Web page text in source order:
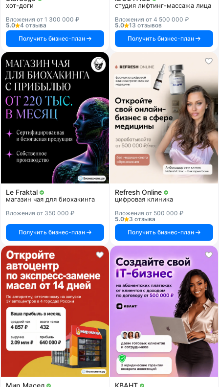
хот-доги
Вложения от 1 300 000 ₽
5.0
4 отзыва
Получить бизнес-план
студия лифтинг-массажа лица
Вложения от 4 500 000 ₽
5.0
13 отзывов
Получить бизнес-план
Le Fraktal
магазин чая для биохакинга
Вложения от 350 000 ₽
Получить бизнес-план
Refresh Online
цифровая клиника
Вложения от 500 000 ₽
5.0
3 отзыва
Получить бизнес-план